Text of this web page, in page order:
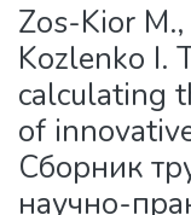
Statistics
Zos-Kior
Kozlenko I.
calculating
of
Сборник
научно-